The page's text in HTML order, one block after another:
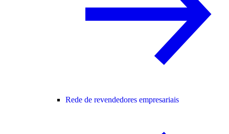
Rede de revendedores empresariais